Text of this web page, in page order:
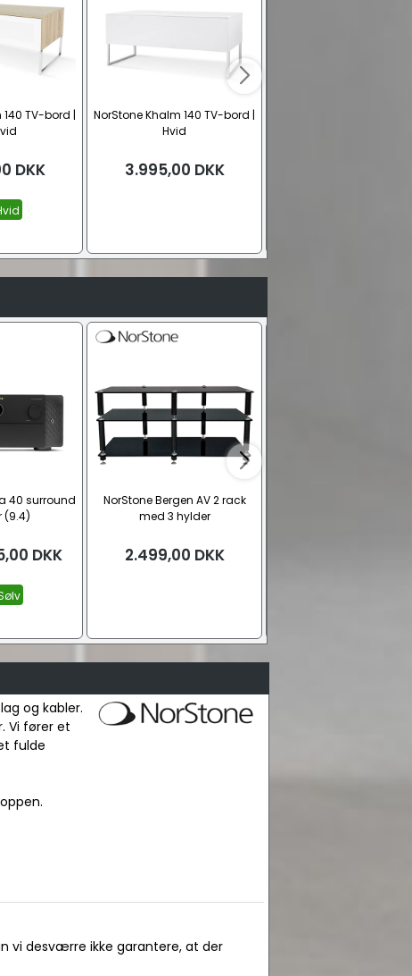
TV-bord |
DKK
NorStone Khalm 140 TV-bord |
Hvid
3.995,00 DKK
40 surround
(9.4)
DKK
NorStone Bergen AV 2 rack
med 3 hylder
2.499,00 DKK
og kabler.
Vi fører et
fulde
vi desværre ikke garantere, at der